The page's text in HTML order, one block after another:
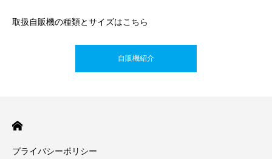
取扱自販機の種類とサイズはこちら
自販機紹介
プライバシーポリシー